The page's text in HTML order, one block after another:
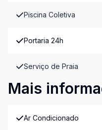
Piscina Coletiva
Portaria 24h
Serviço de Praia
Mais
Ar Condicionado